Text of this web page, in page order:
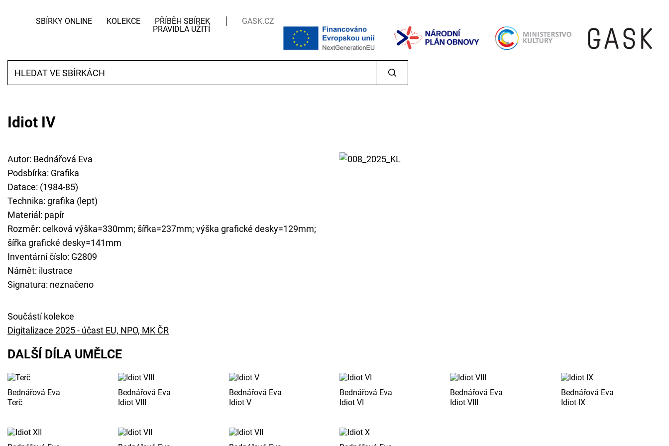
SBÍRKY ONLINE KOLEKCE
PŘÍBĚH SBÍREK
PRAVIDLA UŽITÍ
GASK.CZ
Idiot IV
Autor: Bednářová Eva
Podsbírka: Grafika
Datace: (1984-85)
Technika: grafika (lept)
Materiál: papír
Rozměr: celková výška=330mm; šířka=237mm; výška grafické desky=129mm;
šířka grafické desky=141mm
Inventární číslo: G2809
Námět: ilustrace
Signatura: neznačeno
Součástí kolekce
Digitalizace 2025 - účast EU, NPO, MK ČR
DALŠÍ DÍLA UMĚLCE
Bednářová Eva
Terč
Bednářová Eva
Idiot VIII
Bednářová Eva
Idiot V
Bednářová Eva
Idiot VI
Bednářová Eva
Idiot VIII
Bednářová Eva
Idiot IX